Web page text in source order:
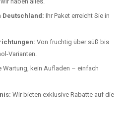
haben alles.
Deutschland: Ihr Paket erreicht Sie in
Von fruchtig über süß bis
Varianten.
Wartung, kein Aufladen – einfach
Wir bieten exklusive Rabatte auf die